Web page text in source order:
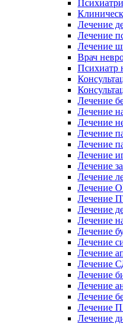
Лечение
Лечение
Лечение
Врач
Психиатр
Лечение
Лечение
Лечение
Лечение
Лечение
Лечение
Лечение
Лечение
Лечение
Лечение
Лечение
Лечение
Лечение
Лечение
Лечение
Лечение
Лечение
Лечение
Лечение
Лечение
Лечение